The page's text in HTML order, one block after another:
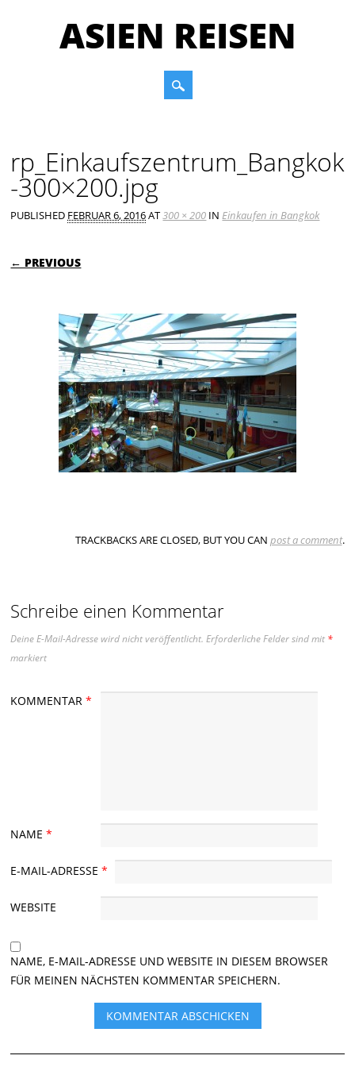
ASIEN REISEN
rp_Einkaufszentrum_Bangkok
-300×200.jpg
PUBLISHED FEBRUAR 6, 2016AT300 × 200 INEinkaufen in Bangkok
← PREVIOUS
TRACKBACKS ARE CLOSED, BUT YOU CAN post a comment.
Schreibe einen Kommentar
Deine E-Mail-Adresse wird nicht veröffentlicht. Erforderliche Felder sind mit *
markiert
KOMMENTAR*
NAME*
E-MAIL-ADRESSE*
WEBSITE
NAME, E-MAIL-ADRESSE UND WEBSITE IN DIESEM BROWSER
FÜR MEINEN NÄCHSTEN KOMMENTAR SPEICHERN.